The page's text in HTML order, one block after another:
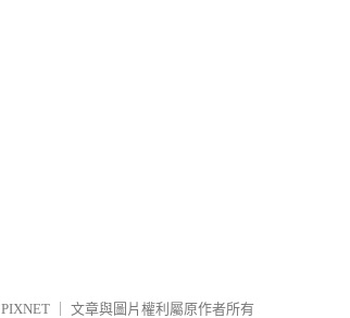
PIXNET
文章與圖片權利屬原作者所有